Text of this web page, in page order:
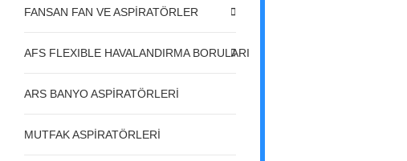
FANSAN FAN VE ASPİRATÖRLER
AFS FLEXIBLE HAVALANDIRMA BORULARI
ARS BANYO ASPİRATÖRLERİ
MUTFAK ASPİRATÖRLERİ